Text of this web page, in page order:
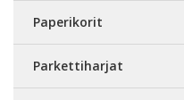
Paperikorit
Parkettiharjat